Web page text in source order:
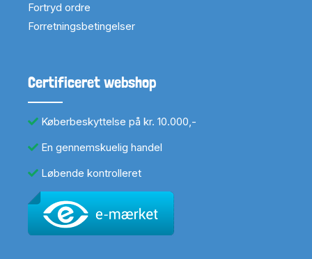
Fortryd ordre
Forretningsbetingelser
Certificeret webshop
Køberbeskyttelse på kr. 10.000,-
En gennemskuelig handel
Løbende kontrolleret